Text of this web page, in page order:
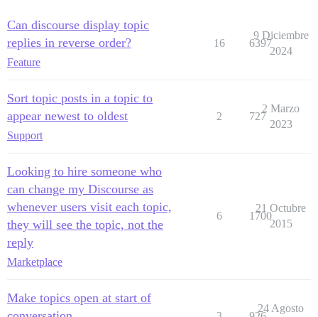
Can discourse display topic
replies in reverse order?
Feature
16 6397
9 Diciembre
2024
Sort topic posts in a topic to
appear newest to oldest
Support
2 727
2 Marzo
2023
Looking to hire someone who
can change my Discourse as
whenever users visit each topic,
they will see the topic, not the
reply
Marketplace
6 1700
21 Octubre
2015
Make topics open at start of
24 Agosto